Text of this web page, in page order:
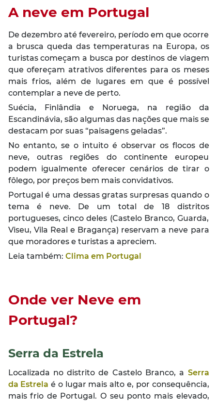
A neve em Portugal
De dezembro até fevereiro, período em que ocorre
a brusca queda das temperaturas na Europa, os
turistas começam a busca por destinos de viagem
que ofereçam atrativos diferentes para os meses
mais frios, além de lugares em que é possível
contemplar a neve de perto.
Suécia, Finlândia e Noruega, na região da
Escandinávia, são algumas das nações que mais se
destacam por suas “paisagens geladas”.
No entanto, se o intuito é observar os flocos de
neve, outras regiões do continente europeu
podem igualmente oferecer cenários de tirar o
fôlego, por preços bem mais convidativos.
Portugal é uma dessas gratas surpresas quando o
tema é neve. De um total de 18 distritos
portugueses, cinco deles (Castelo Branco, Guarda,
Viseu, Vila Real e Bragança) reservam a neve para
que moradores e turistas a apreciem.
Leia também: Clima em Portugal
Onde ver Neve em
Portugal?
Serra da Estrela
Localizada no distrito de Castelo Branco, a Serra
da Estrela é o lugar mais alto e, por consequência,
mais frio de Portugal. O seu ponto mais elevado,